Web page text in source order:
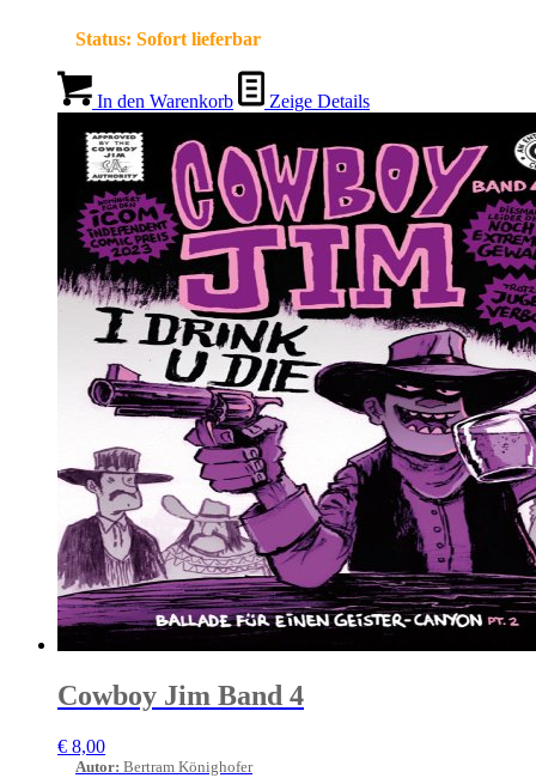
Status: Sofort lieferbar
In den Warenkorb Zeige Details
Cowboy Jim Band 4
€ 8,00
Autor: Bertram Könighofer